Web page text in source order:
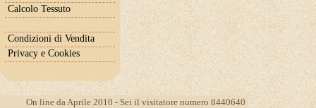
Calcolo Tessuto
Condizioni di Vendita
Privacy e Cookies
On line da Aprile 2010 - Sei il visitatore numero 8440640